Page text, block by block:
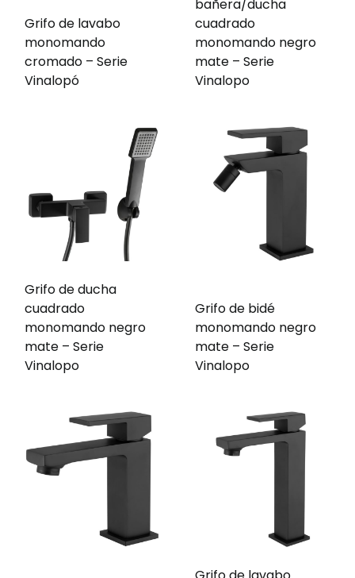
Grifo de lavabo
monomando
cromado – Serie
Vinalopó
bañera/ducha
cuadrado
monomando negro
mate – Serie
Vinalopo
Grifo de ducha
cuadrado
monomando negro
mate – Serie
Vinalopo
Grifo de bidé
monomando negro
mate – Serie
Vinalopo